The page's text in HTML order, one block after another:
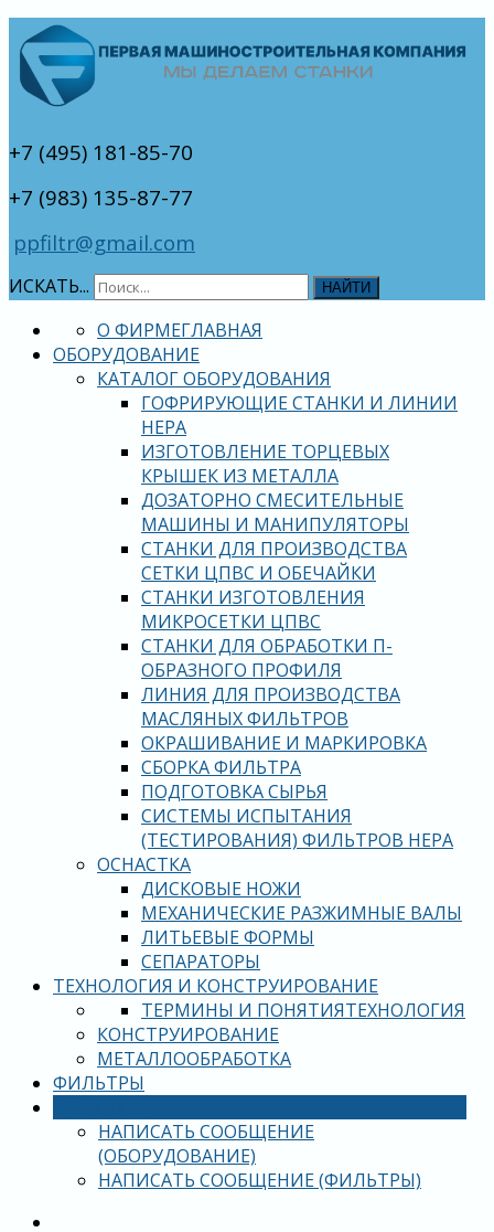
+7 (495) 181-85-70
+7 (983) 135-87-77
ppfiltr@gmail.com
ИСКАТЬ... НАЙТИ
ГЛАВНАЯ
О ФИРМЕ
ОБОРУДОВАНИЕ
КАТАЛОГ ОБОРУДОВАНИЯ
ГОФРИРУЮЩИЕ СТАНКИ И ЛИНИИ
HEPA
ИЗГОТОВЛЕНИЕ ТОРЦЕВЫХ
КРЫШЕК ИЗ МЕТАЛЛА
ДОЗАТОРНО СМЕСИТЕЛЬНЫЕ
МАШИНЫ И МАНИПУЛЯТОРЫ
СТАНКИ ДЛЯ ПРОИЗВОДСТВА
СЕТКИ ЦПВС И ОБЕЧАЙКИ
СТАНКИ ИЗГОТОВЛЕНИЯ
МИКРОСЕТКИ ЦПВС
СТАНКИ ДЛЯ ОБРАБОТКИ П-
ОБРАЗНОГО ПРОФИЛЯ
ЛИНИЯ ДЛЯ ПРОИЗВОДСТВА
МАСЛЯНЫХ ФИЛЬТРОВ
ОКРАШИВАНИЕ И МАРКИРОВКА
СБОРКА ФИЛЬТРА
ПОДГОТОВКА СЫРЬЯ
СИСТЕМЫ ИСПЫТАНИЯ
(ТЕСТИРОВАНИЯ) ФИЛЬТРОВ HEPA
ОСНАСТКА
ДИСКОВЫЕ НОЖИ
МЕХАНИЧЕСКИЕ РАЗЖИМНЫЕ ВАЛЫ
ЛИТЬЕВЫЕ ФОРМЫ
СЕПАРАТОРЫ
ТЕХНОЛОГИЯ И КОНСТРУИРОВАНИЕ
ТЕХНОЛОГИЯ
ТЕРМИНЫ И ПОНЯТИЯ
КОНСТРУИРОВАНИЕ
МЕТАЛЛООБРАБОТКА
ФИЛЬТРЫ
НАПИСАТЬ СООБЩЕНИЕ
(ОБОРУДОВАНИЕ)
НАПИСАТЬ СООБЩЕНИЕ (ФИЛЬТРЫ)